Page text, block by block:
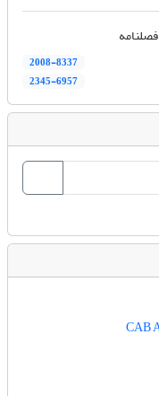
فصلنامه
2008-8337
2345-6957